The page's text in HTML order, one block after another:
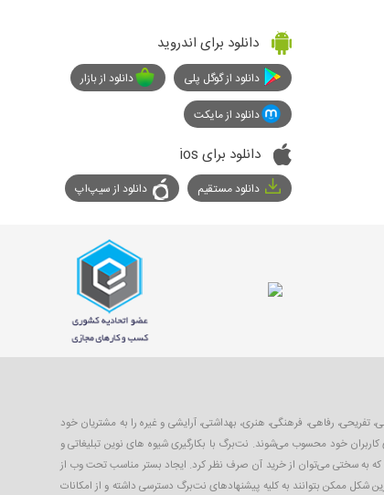
دانلود برای اندروید
دانلود از گوگل پلی
دانلود از بازار
دانلود از مایکت
دانلود برای ios
دانلود مستقیم دانلود از سیپ‌اپ
تخفیف از بهترین مکان‌های شهر شامل رستوران‌ها، مراکز ورزشی، تفریحی، رفاهی، فرهنگی، هنری، بهداشتی، آرایشی و غیره را به مشتریان خود
خود محسوب می‌شوند. نت‌برگ با بکارگیری شیوه های نوین تبلیغاتی و
که به سختی می‌توان از خرید آن صرف نظر کرد. ایجاد بستر مناسب تحت وب از
شکل ممکن بتوانند به کلیه پیشنهادهای نت‌برگ دسترسی داشته و از امکانات